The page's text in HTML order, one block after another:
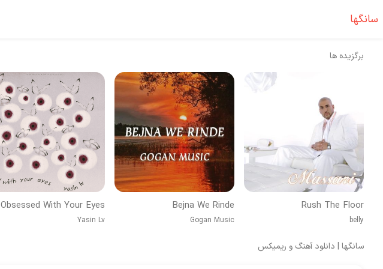
سانگها
برگزیده ها
Rush The Floor
belly
Bejna We Rinde
Gogan Music
Obsessed With Your Eyes
Yasin Lv
سانگها | دانلود آهنگ و ریمیکس